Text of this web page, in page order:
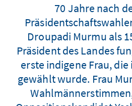
70 Jahre nach
Droupadi Murmu als
Präsident des Landes
erste indigene Frau, die
gewählt wurde. Frau